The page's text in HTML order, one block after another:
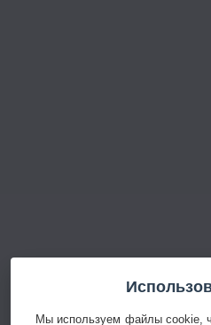
Мы используем файлы cookie,